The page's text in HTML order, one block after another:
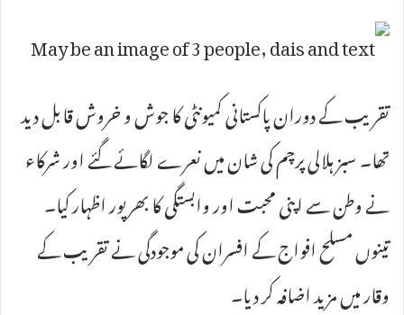
تقریب کے دوران پاکستانی کمیونٹی کا جوش و خروش قابل دید
تھا۔ سبز ہلالی پرچم کی شان میں نعرے لگائے گئے اور شرکاء
نے وطن سے اپنی محبت اور وابستگی کا بھرپور اظہار کیا۔
تینوں مسلح افواج کے افسران کی موجودگی نے تقریب کے
وقار میں مزید اضافہ کر دیا۔